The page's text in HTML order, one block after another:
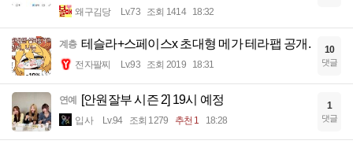
왜구김당 Lv.73 조회 1414 18:32
계층 테슬라+스페이스x 초대형 메가 테라팹 공개.
전자팔찌 Lv.93 조회 2019 18:31
10
댓글
연예 [안원잘부 시즌 2] 19시 예정
입사 Lv.94 조회 1279 추천 1 18:28
1
댓글